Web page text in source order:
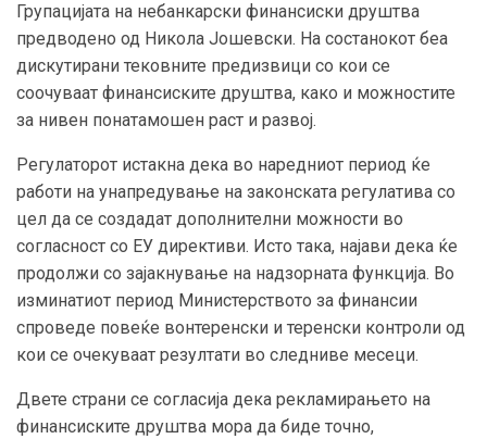
Групацијата на небанкарски финансиски друштва
предводено од Никола Јошевски. На состанокот беа
дискутирани тековните предизвици со кои се
соочуваат финансиските друштва, како и можностите
за нивен понатамошен раст и развој.
Регулаторот истакна дека во наредниот период ќе
работи на унапредување на законската регулатива со
цел да се создадат дополнителни можности во
согласност со ЕУ директиви. Исто така, најави дека ќе
продолжи со зајакнување на надзорната функција. Во
изминатиот период Министерството за финансии
спроведе повеќе вонтеренски и теренски контроли од
кои се очекуваат резултати во следниве месеци.
Двете страни се согласија дека рекламирањето на
финансиските друштва мора да биде точно,